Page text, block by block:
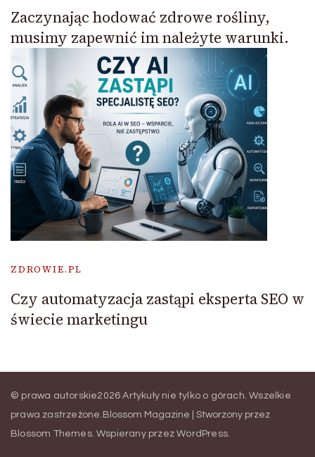
Zaczynając hodować zdrowe rośliny,
musimy zapewnić im należyte warunki.
ZDROWIE.PL
Czy automatyzacja zastąpi eksperta SEO w
świecie marketingu
© prawa autorskie2026Artykuły nie tylko o górach . Wszelkie
prawa zastrzeżone. Blossom Magazine | Stworzony przez
Blossom Themes. Wspierany przezWordPress